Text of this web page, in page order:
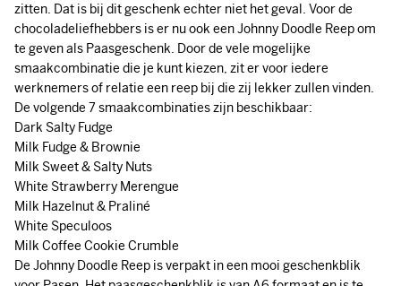
zitten. Dat is bij dit geschenk echter niet het geval. Voor de
chocoladeliefhebbers is er nu ook een Johnny Doodle Reep om
te geven als Paasgeschenk. Door de vele mogelijke
smaakcombinatie die je kunt kiezen, zit er voor iedere
werknemers of relatie een reep bij die zij lekker zullen vinden.
De volgende 7 smaakcombinaties zijn beschikbaar:
Dark Salty Fudge
Milk Fudge & Brownie
Milk Sweet & Salty Nuts
White Strawberry Merengue
Milk Hazelnut & Praliné
White Speculoos
Milk Coffee Cookie Crumble
De Johnny Doodle Reep is verpakt in een mooi geschenkblik